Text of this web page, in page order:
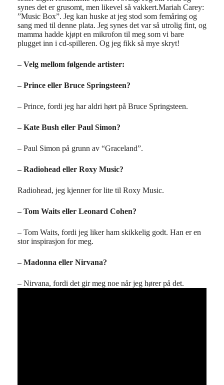
synes det er grusomt, men likevel så vakkert.Mariah Carey:
”Music Box”. Jeg kan huske at jeg stod som femåring og
sang med til denne plata. Jeg synes det var så utrolig fint, og
mamma hadde kjøpt en mikrofon til meg som vi bare
plugget inn i cd-spilleren. Og jeg fikk så mye skryt!
– Velg mellom følgende artister:
– Prince eller Bruce Springsteen?
– Prince, fordi jeg har aldri hørt på Bruce Springsteen.
– Kate Bush eller Paul Simon?
– Paul Simon på grunn av “Graceland”.
– Radiohead eller Roxy Music?
Radiohead, jeg kjenner for lite til Roxy Music.
– Tom Waits eller Leonard Cohen?
– Tom Waits, fordi jeg liker ham skikkelig godt. Han er en
stor inspirasjon for meg.
– Madonna eller Nirvana?
– Nirvana, fordi det gir meg noe når jeg hører på det.